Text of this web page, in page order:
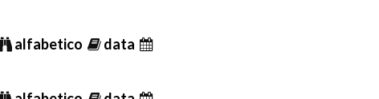
alfabetico data